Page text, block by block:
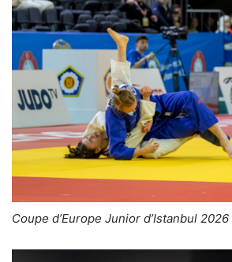
Coupe d’Europe Junior d’Istanbul 2026